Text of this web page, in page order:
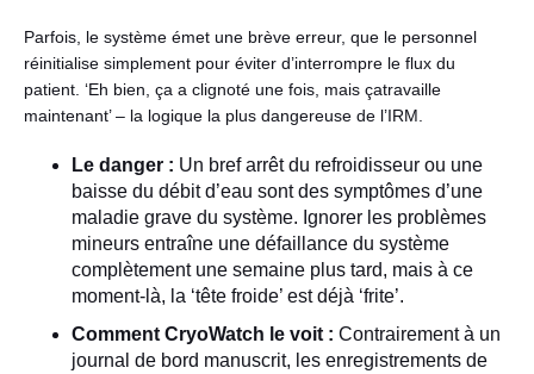
Parfois, le système émet une brève erreur, que le personnel
réinitialise simplement pour éviter d’interrompre le flux du
patient. ‘Eh bien, ça a clignoté une fois, mais çatravaille
maintenant’ – la logique la plus dangereuse de l’IRM.
Le danger : Un bref arrêt du refroidisseur ou une
baisse du débit d’eau sont des symptômes d’une
maladie grave du système. Ignorer les problèmes
mineurs entraîne une défaillance du système
complètement une semaine plus tard, mais à ce
moment-là, la ‘tête froide’ est déjà ‘frite’.
Comment CryoWatch le voit : Contrairement à un
journal de bord manuscrit, les enregistrements de